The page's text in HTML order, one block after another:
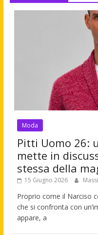
Moda
Pitti Uomo 26:
mette in
stessa della
15 Giugno 2026
Proprio come il Narciso
che si confronta con
appare, a